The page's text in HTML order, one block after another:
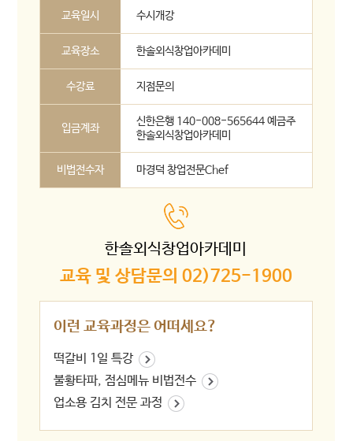
교육일시 수시개강
교육장소 한솔외식창업아카데미
수강료 지점문의
입금계좌
신한은행 140-008-565644 예금주
한솔외식창업아카데미
비법전수자 마경덕 창업전문Chef
한솔외식창업아카데미
교육 및 상담문의 02)725-1900
이런 교육과정은 어떠세요?
떡갈비 1일 특강
불황타파, 점심메뉴 비법전수
업소용 김치 전문 과정